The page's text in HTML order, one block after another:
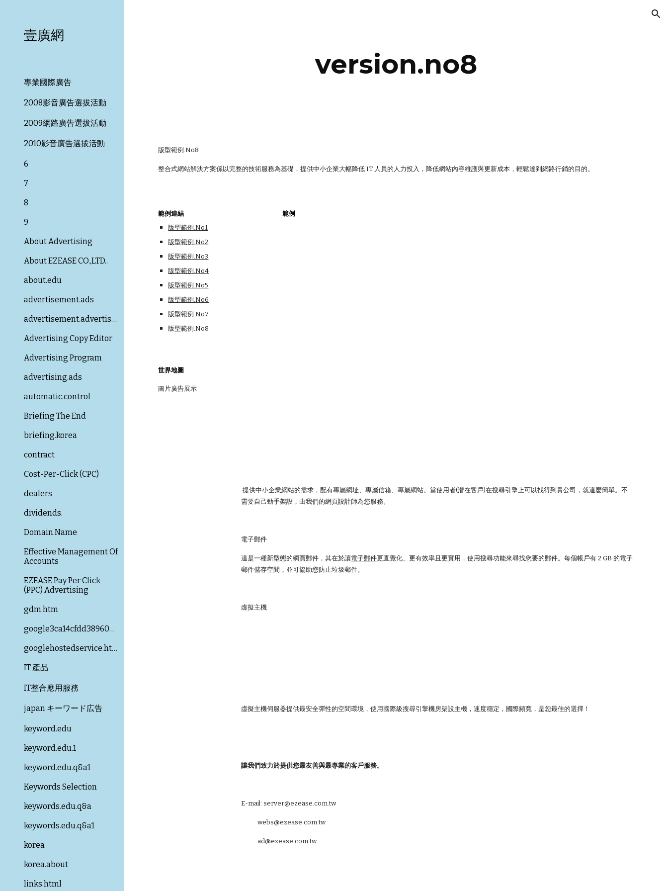
壹廣網
專業國際廣告
2008影音廣告選拔活動
2009網路廣告選拔活動
2010影音廣告選拔活動
6
7
8
9
About Advertising
About EZEASE CO.,LTD..
about.edu
advertisement.ads
advertisement.advertising
Advertising Copy Editor
Advertising Program
advertising.ads
automatic.control
Briefing The End
briefing.korea
contract
Cost-Per-Click (CPC)
dealers
dividends.
Domain.Name
Effective Management Of
Accounts
EZEASE Pay Per Click
(PPC) Advertising
gdm.htm
google3ca14cfdd3896079.html
googlehostedservice.html
IT 產品
IT整合應用服務
japan キーワード広告
keyword.edu
keyword.edu.1
keyword.edu.q&a1
Keywords Selection
keywords.edu.q&a
keywords.edu.q&a1
korea
korea.about
links.html
version.no8
版型範例.No8
整合式網站解決方案係以完整的技術服務為基礎，提供中小企業大幅降低 IT 人員的人力投入，降低網站內容維護與更新成本，輕鬆達到網路行銷的目的。
範例連結
版型範例.No1
版型範例.No2
版型範例.No3
版型範例.No4
版型範例.No5
版型範例.No6
版型範例.No7
版型範例.No8
世界地圖
圖片廣告展示
範例
提供中小企業網站的需求，配有專屬網址、專屬信箱、專屬網站。當使用者(潛在客戶)在搜尋引擎上可以找得到貴公司，就這麼簡單。不
需要自己動手架設，由我們的網頁設計師為您服務。
電子郵件
這是一種新型態的網頁郵件，其在於讓電子郵件更直覺化、更有效率且更實用，使用搜尋功能來尋找您要的郵件。每個帳戶有 2 GB 的電子
郵件儲存空間，並可協助您防止垃圾郵件。
虛擬主機
虛擬主機伺服器提供最安全彈性的空間環境，使用國際級搜尋引擎機房架設主機，速度穩定，國際頻寬，是您最佳的選擇！
讓我們致力於提供您最友善與最專業的客戶服務。
E-mail: server@ezease.com.tw
webs@ezease.com.tw
ad@ezease.com.tw